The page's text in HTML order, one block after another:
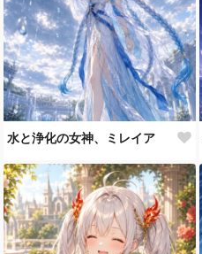
水と浄化の女神、ミレイア